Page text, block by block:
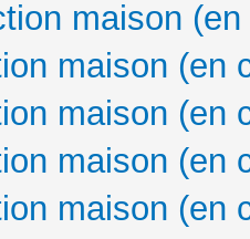
maison
maison (en
maison (en
maison (en
maison (en